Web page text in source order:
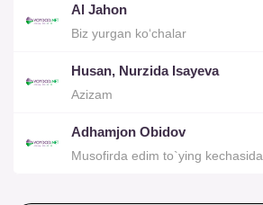
Al Jahon
Biz yurgan ko‘chalar
Husan, Nurzida Isayeva
Azizam
Adhamjon Obidov
Musofirda edim to`ying kechasida